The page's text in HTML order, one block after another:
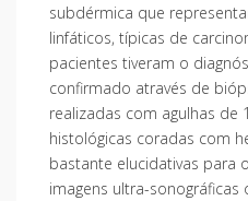
subdérmica que
linfáticos, típicas de
pacientes tiveram o
confirmado através de
realizadas com agulhas de
histológicas coradas com
bastante elucidativas para
imagens ultra-